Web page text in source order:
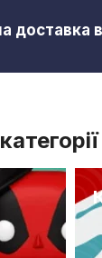
доставка